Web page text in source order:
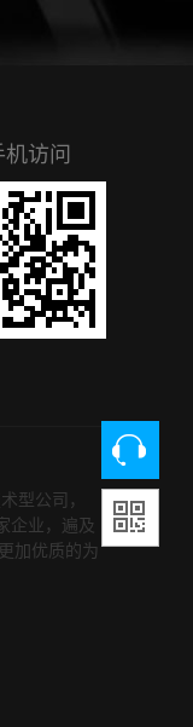
...
机访问
型公司，
企业，遍及
加优质的为